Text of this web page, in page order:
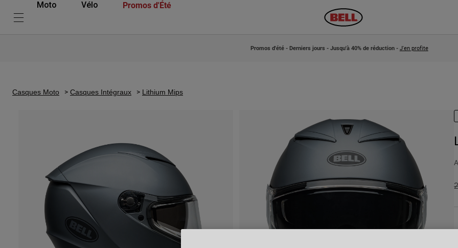
Moto Vélo Promos d'Été
Promos d'été - Derniers jours - Jusqu'à 40% de réduction - J'en profite
Casques Moto Casques Intégraux Lithium Mips